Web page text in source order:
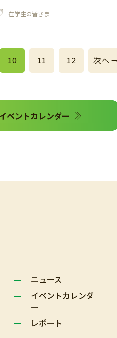
在学生の皆さま
10 11 12 次へ
イベントカレンダー
ニュース
イベントカレンダ
ー
レポート